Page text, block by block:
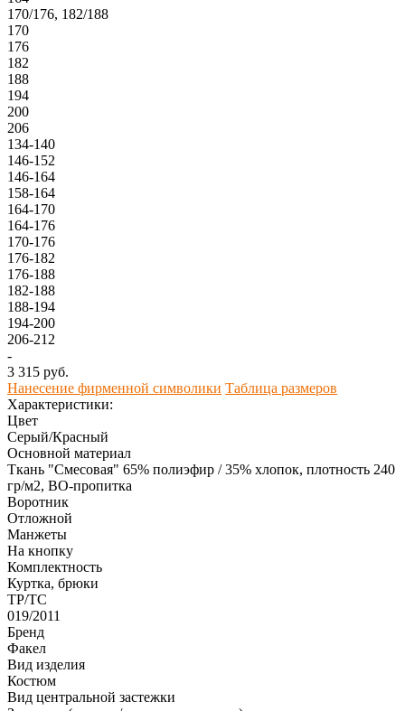
170/176, 182/188
170
176
182
188
194
200
206
134-140
146-152
146-164
158-164
164-170
164-176
170-176
176-182
176-188
182-188
188-194
194-200
206-212
-
3 315 руб.
Нанесение фирменной символики Таблица размеров
Характеристики:
Цвет
Серый/Красный
Основной материал
Ткань "Смесовая" 65% полиэфир / 35% хлопок, плотность 240
гр/м2, ВО-пропитка
Воротник
Отложной
Манжеты
На кнопку
Комплектность
Куртка, брюки
ТР/ТС
019/2011
Бренд
Факел
Вид изделия
Костюм
Вид центральной застежки